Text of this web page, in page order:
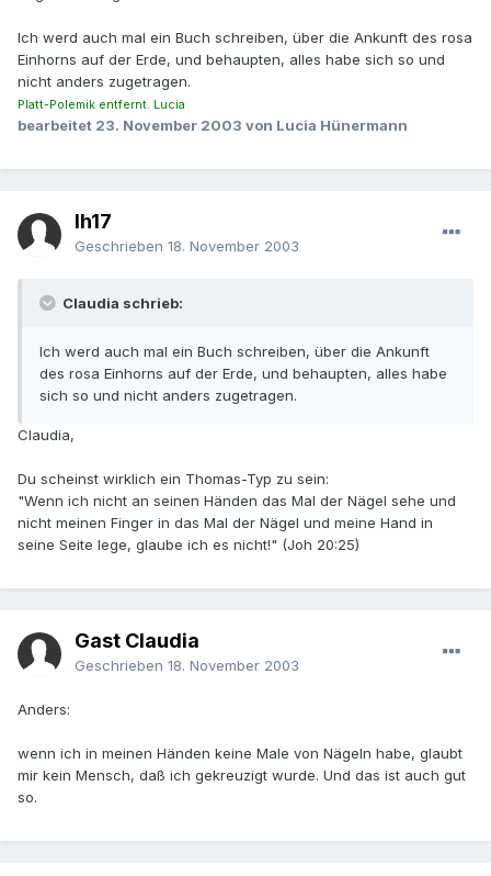
Ich werd auch mal ein Buch schreiben, über die Ankunft des rosa
Einhorns auf der Erde, und behaupten, alles habe sich so und
nicht anders zugetragen.
Platt-Polemik entfernt. Lucia
bearbeitet 23. November 2003 von Lucia Hünermann
lh17
Geschrieben 18. November 2003
Claudia schrieb:
Ich werd auch mal ein Buch schreiben, über die Ankunft
des rosa Einhorns auf der Erde, und behaupten, alles habe
sich so und nicht anders zugetragen.
Claudia,
Du scheinst wirklich ein Thomas-Typ zu sein:
"Wenn ich nicht an seinen Händen das Mal der Nägel sehe und
nicht meinen Finger in das Mal der Nägel und meine Hand in
seine Seite lege, glaube ich es nicht!" (Joh 20:25)
Gast Claudia
Geschrieben 18. November 2003
Anders:
wenn ich in meinen Händen keine Male von Nägeln habe, glaubt
mir kein Mensch, daß ich gekreuzigt wurde. Und das ist auch gut
so.